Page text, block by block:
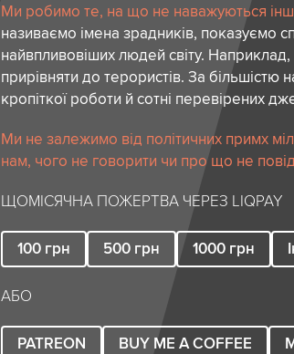
Ми робимо те, на що не наважуються
називаємо імена зрадників, показуємо
найвпливовіших людей світу.
прирівняти до терористів. За більшістю
кропіткої роботи й сотні перевірених
Ми не залежимо від політичних примх
нам, чого не говорити чи про що не
ЩОМІСЯЧНА ПОЖЕРТВА ЧЕРЕЗ LIQPAY
100 грн 500 грн 1000 грн
АБО
PATREON BUY ME A COFFEE